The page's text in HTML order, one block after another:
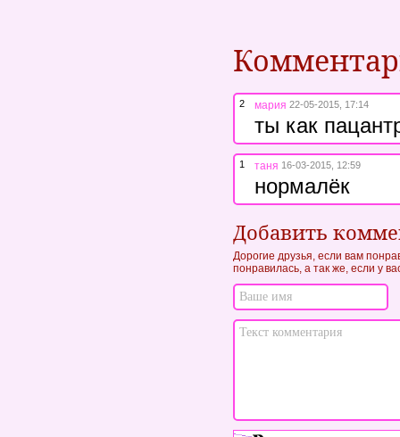
2 мария 22-05-2015, 17:14
ты как
1 таня 16-03-2015, 12:59
нормалёк
Добавить
Дорогие друзья, если вам
понравилась, а так же, если у